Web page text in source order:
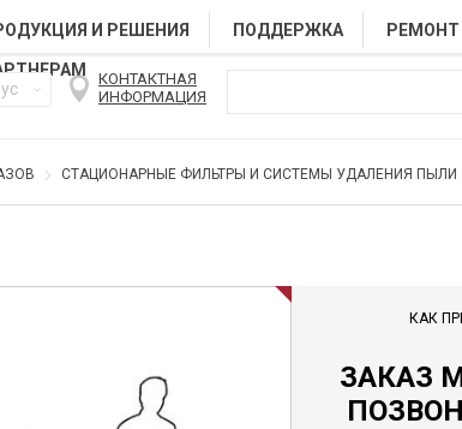
И РЕШЕНИЯ ПОДДЕРЖКА
КОНТАКТНАЯ
ИНФОРМАЦИЯ
СТАЦИОНАРНЫЕ ФИЛЬТРЫ И СИСТЕМЫ УДАЛЕНИЯ ПЫЛИ
КАК
ЗАКАЗ